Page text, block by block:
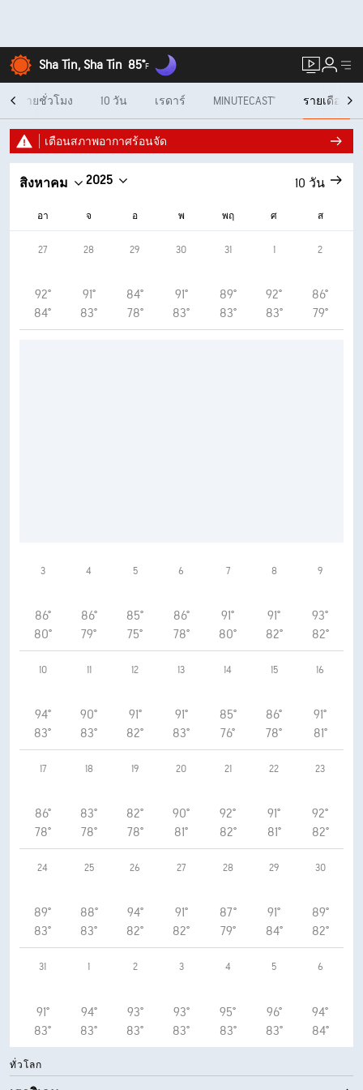
Sha Tin, Sha Tin 85°F
รายชั่วโมง 10 วัน เรดาร์ MINUTECAST® รายเดือน
เตือนสภาพอากาศร้อนจัด
สิงหาคม 2025 10 วัน
อา จ อ พ พฤ ศ ส
27
92°
84°
28
91°
83°
29
84°
78°
30
91°
83°
31
89°
83°
1
92°
83°
2
86°
79°
3
86°
80°
4
86°
79°
5
85°
75°
6
86°
78°
7
91°
80°
8
91°
82°
9
93°
82°
10
94°
83°
11
90°
83°
12
91°
82°
13
91°
83°
14
85°
76°
15
86°
78°
16
91°
81°
17
86°
78°
18
83°
78°
19
82°
78°
20
90°
81°
21
92°
82°
22
91°
81°
23
92°
82°
24
89°
83°
25
88°
83°
26
94°
82°
27
91°
82°
28
87°
79°
29
91°
84°
30
89°
82°
31
91°
83°
1
94°
83°
2
93°
83°
3
93°
83°
4
95°
83°
5
96°
83°
6
94°
84°
ทั่วโลก